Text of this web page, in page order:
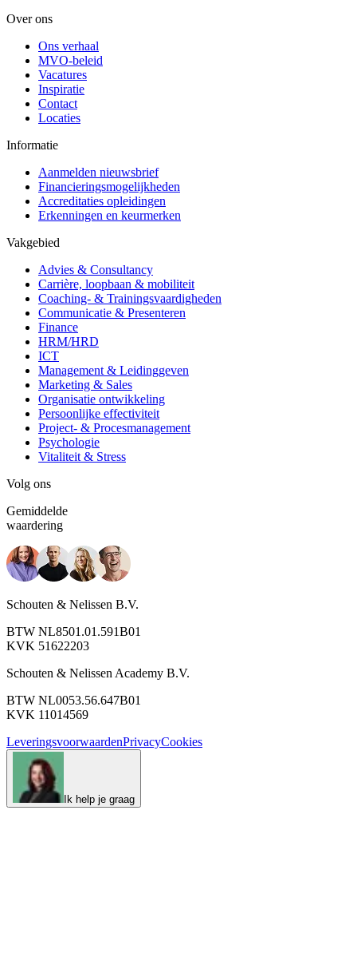
Over ons
Ons verhaal
MVO-beleid
Vacatures
Inspiratie
Contact
Locaties
Informatie
Aanmelden nieuwsbrief
Financieringsmogelijkheden
Accreditaties opleidingen
Erkenningen en keurmerken
Vakgebied
Advies & Consultancy
Carrière, loopbaan & mobiliteit
Coaching- & Trainingsvaardigheden
Communicatie & Presenteren
Finance
HRM/HRD
ICT
Management & Leidinggeven
Marketing & Sales
Organisatie ontwikkeling
Persoonlijke effectiviteit
Project- & Procesmanagement
Psychologie
Vitaliteit & Stress
Volg ons
Gemiddelde
waardering
Schouten & Nelissen B.V.
BTW NL8501.01.591B01
KVK 51622203
Schouten & Nelissen Academy B.V.
BTW NL0053.56.647B01
KVK 11014569
LeveringsvoorwaardenPrivacyCookies
Ik help je graag